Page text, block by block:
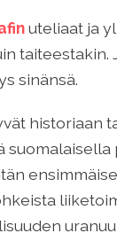
uteliaat ja
sinänsä.
historiaan